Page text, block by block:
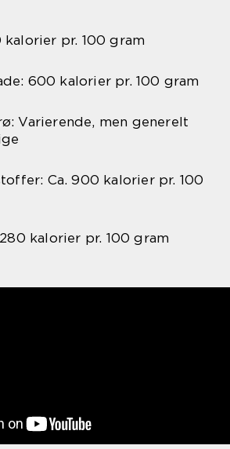
kalorier pr. 100 gram
600 kalorier pr. 100 gram
Varierende, men generelt
Ca. 900 kalorier pr. 100
kalorier pr. 100 gram